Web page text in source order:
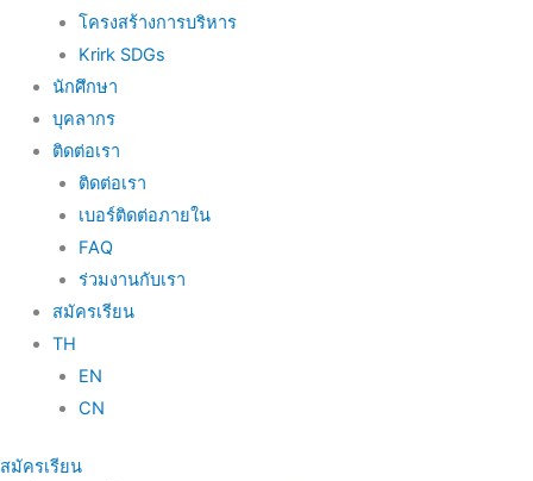
โครงสร้างการบริหาร
Krirk SDGs
นักศึกษา
บุคลากร
ติดต่อเรา
ติดต่อเรา
เบอร์ติดต่อภายใน
FAQ
ร่วมงานกับเรา
สมัครเรียน
TH
EN
CN
สมัครเรียน